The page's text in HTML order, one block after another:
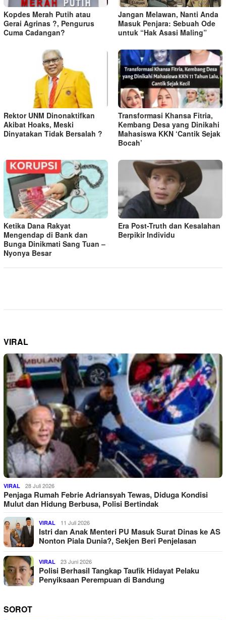
Kopdes Merah Putih atau
Gerai Agrinas ?, Pengurus
Cuma Cadangan?
Jangan Melawan, Nanti Anda
Masuk Penjara: Sebuah Ode
untuk “Hak Asasi Maling”
Rektor UNM Dinonaktifkan
Akibat Hoaks, Meski
Dinyatakan Tidak Bersalah ?
Transformasi Khansa Fitria,
Kembang Desa yang Dinikahi
Mahasiswa KKN ‘Cantik Sejak
Bocah’
Ketika Dana Rakyat
Mengendap di Bank dan
Bunga Dinikmati Sang Tuan –
Nyonya Besar
Era Post-Truth dan Kesalahan
Berpikir Individu
VIRAL
VIRAL 28 Juli 2026
Penjaga Rumah Febrie Adriansyah Tewas, Diduga Kondisi
Mulut dan Hidung Berbusa, Polisi Bertindak
VIRAL 11 Juli 2026
Istri dan Anak Menteri PU Masuk Surat Dinas ke AS
Nonton Piala Dunia?, Sekjen Beri Penjelasan
VIRAL 23 Juni 2026
Polisi Berhasil Tangkap Taufik Hidayat Pelaku
Penyiksaan Perempuan di Bandung
SOROT